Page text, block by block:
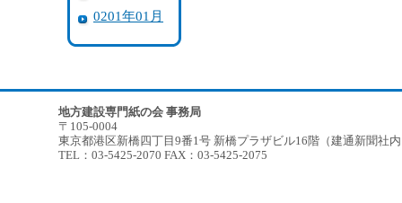
0201年01月
地方建設専門紙の会 事務局
〒105-0004
東京都港区新橋四丁目9番1号 新橋プラザビル16階（建通新聞社
TEL：03-5425-2070 FAX：03-5425-2075